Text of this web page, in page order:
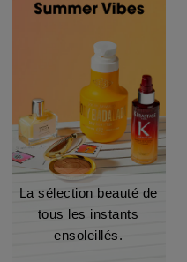
La sélection beauté de
tous les instants
ensoleillés.